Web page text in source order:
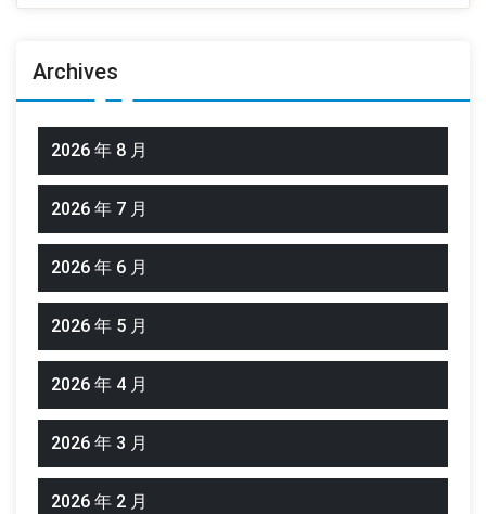
Archives
2026 年 8 月
2026 年 7 月
2026 年 6 月
2026 年 5 月
2026 年 4 月
2026 年 3 月
2026 年 2 月